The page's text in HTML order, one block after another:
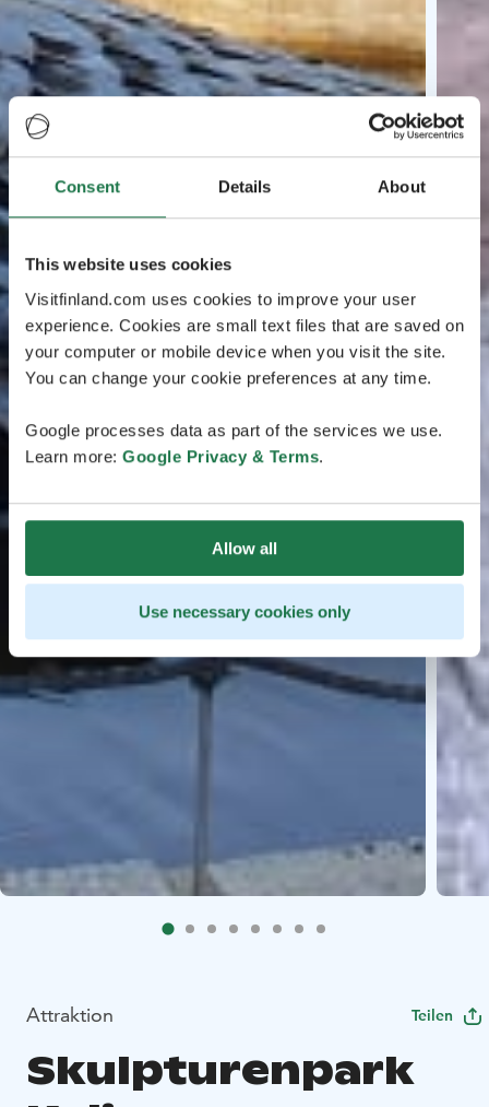
Consent Details About
This website uses cookies
Visitfinland.com uses cookies to improve your user
experience. Cookies are small text files that are saved on
your computer or mobile device when you visit the site.
You can change your cookie preferences at any time.
Google processes data as part of the services we use.
Learn more: Google Privacy & Terms.
Allow all
Use necessary cookies only
Attraktion Teilen
Skulpturenpark